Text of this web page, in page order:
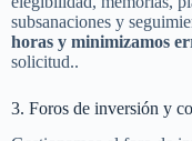
subsanaciones y
horas y minimizamos
solicitud..
3. Foros de inversión y